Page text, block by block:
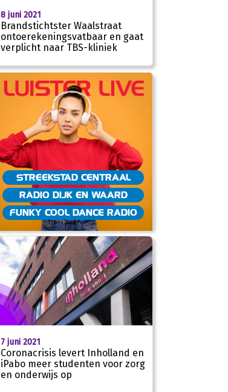
8 juni 2021
Brandstichtster Waalstraat
ontoerekeningsvatbaar en gaat
verplicht naar TBS-kliniek
STREEKSTAD CENTRAAL
RADIO DIJK EN WAARD
FUNKY COOL DANCE RADIO
7 juni 2021
Coronacrisis levert Inholland en
iPabo meer studenten voor zorg
en onderwijs op